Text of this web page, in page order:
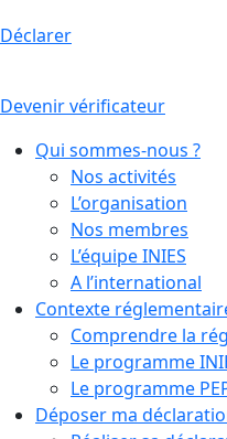
Déclarer
Devenir vérificateur
Qui sommes-nous ?
Nos activités
L’organisation
Nos membres
L’équipe INIES
A l’international
Contexte
Comprendre la
Le programme
Le programme
Déposer ma